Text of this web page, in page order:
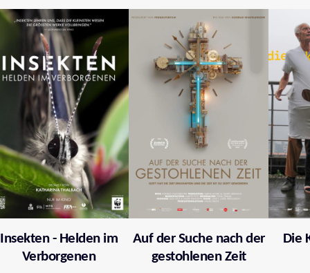
Insekten - Helden im
Verborgenen
Auf der Suche nach der
gestohlenen Zeit
Die